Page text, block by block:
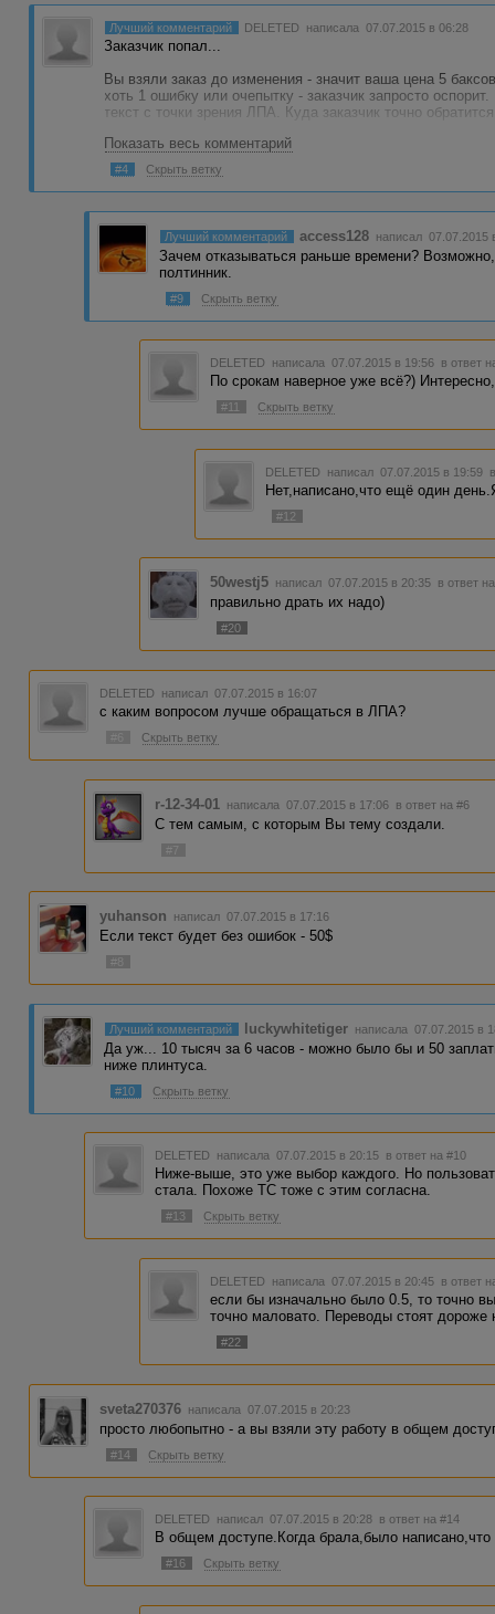
Лучший комментарий DELETED написала 07.07.2015 в 06:28
Заказчик попал...
Вы взяли заказ до изменения - значит ваша цена 5
хоть 1 ошибку или очепытку - заказчик запросто
текст с точки зрения ЛПА. Куда заказчик точно
А чисто по человечески - откажитесь от заказа.... Зачм
с другой стороны забора. Он-то просто ошибся.
Показать весь комментарий
#4 Скрыть ветку
Лучший комментарий access128 написал
Зачем отказываться раньше времени? Возможно,
полтинник.
#9 Скрыть ветку
DELETED написала 07.07.2015 в 19:56 в ответ
По срокам наверное уже всё?)
#11 Скрыть ветку
DELETED написал 07.07.2015 в 19:59
Нет,написано,что ещё один
#12
50westj5 написал 07.07.2015 в 20:35 в ответ
правильно драть их надо)
#20
DELETED написал 07.07.2015 в 16:07
с каким вопросом лучше обращаться в ЛПА?
Скрыть ветку
r-12-34-01 написала 07.07.2015 в 17:06 в ответ на #6
С тем самым, с которым Вы тему создали.
#7
yuhanson написал 07.07.2015 в 17:16
Если текст будет без ошибок - 50$
#8
Лучший комментарий luckywhitetiger написала 07.07.2015 в
Да уж... 10 тысяч за 6 часов - можно было бы и 50
ниже плинтуса.
#10 Скрыть ветку
DELETED написала 07.07.2015 в 20:15 в ответ на #10
Ниже-выше, это уже выбор каждого. Но
стала. Похоже ТС тоже с этим согласна.
#13 Скрыть ветку
DELETED написала 07.07.2015 в 20:45 в ответ
если бы изначально было 0.5, то точно
точно маловато. Переводы стоят
#22
sveta270376 написала 07.07.2015 в 20:23
просто любопытно - а вы взяли эту работу в общем
#14 Скрыть ветку
DELETED написал 07.07.2015 в 20:28 в ответ на #14
В общем доступе.Когда брала,было
#16 Скрыть ветку